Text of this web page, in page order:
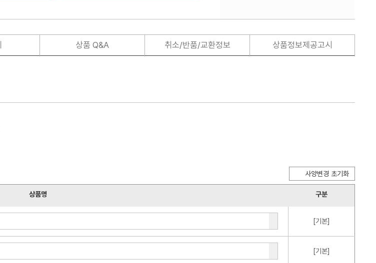
상품 Q&A 취소/반품/교환정보 상품정보제공고시
사양변경 초기화
상품명 구분
[기본]
[기본]